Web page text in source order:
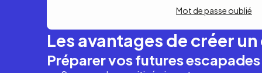
Mot de passe oublié
Les avantages de créer
Préparer vos futures escapades